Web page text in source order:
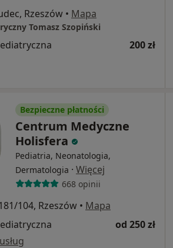
Rzeszów • Mapa
Tomasz Szopiński
200 zł
Bezpieczne płatności
Centrum Medyczne
Holisfera
Pediatria, Neonatologia,
Dermatologia · Więcej
668 opinii
104, Rzeszów • Mapa
od 250 zł